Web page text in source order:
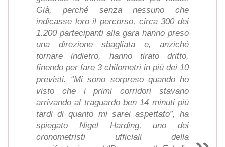
Già, perché senza nessuno che
indicasse loro il percorso, circa 300 dei
1.200 partecipanti alla gara hanno preso
una direzione sbagliata e, anziché
tornare indietro, hanno tirato dritto,
finendo per fare 3 chilometri in più dei 10
previsti. “Mi sono sorpreso quando ho
visto che i primi corridori stavano
arrivando al traguardo ben 14 minuti più
tardi di quanto mi sarei aspettato”, ha
spiegato Nigel Harding, uno dei
cronometristi ufficiali della